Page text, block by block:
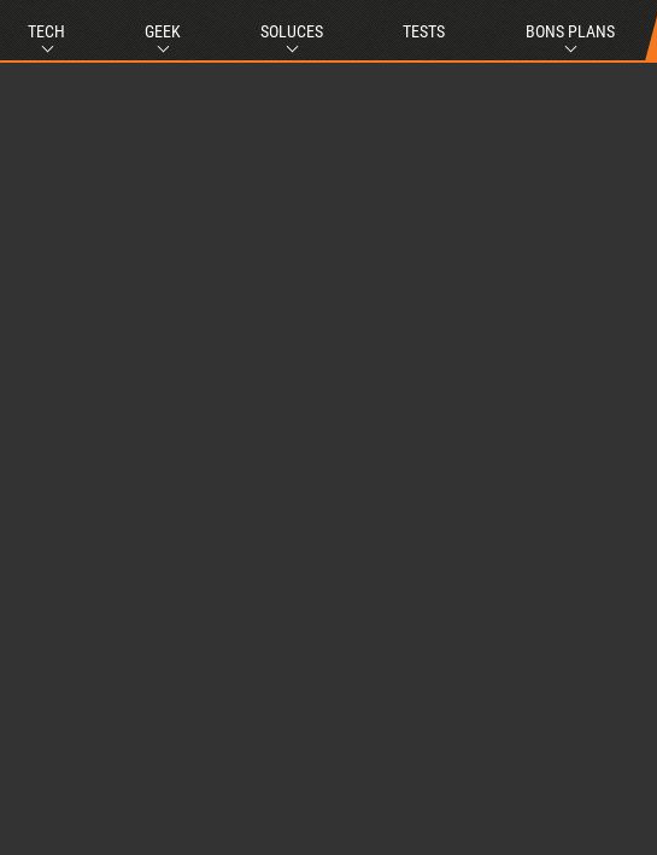
TECH GEEK SOLUCES TESTS BONS PLANS